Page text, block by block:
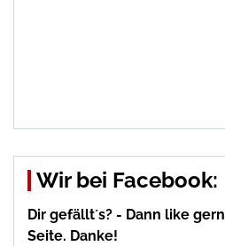
Wir bei Facebook:
Dir gefällt´s? - Dann like
Seite. Danke!